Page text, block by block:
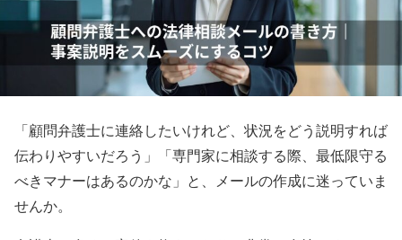
「顧問弁護士に連絡したいけれど、状況をどう説明すれば
伝わりやすいだろう」「専門家に相談する際、最低限守る
べきマナーはあるのかな」と、メールの作成に迷っていま
せんか。